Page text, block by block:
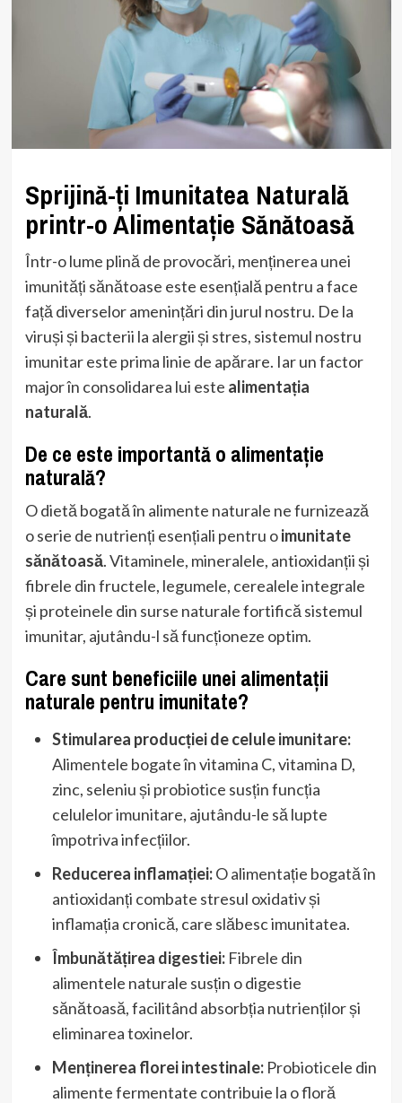
Sprijină-ți Imunitatea Naturală
printr-o Alimentație Sănătoasă
Într-o lume plină de provocări, menținerea unei
imunități sănătoase este esențială pentru a face
față diverselor amenințări din jurul nostru. De la
viruși și bacterii la alergii și stres, sistemul nostru
imunitar este prima linie de apărare. Iar un factor
major în consolidarea lui este alimentația
naturală.
De ce este importantă o alimentație
naturală?
O dietă bogată în alimente naturale ne furnizează
o serie de nutrienți esențiali pentru oimunitate
sănătoasă. Vitaminele, mineralele, antioxidanții și
fibrele din fructele, legumele, cerealele integrale
și proteinele din surse naturale fortifică sistemul
imunitar, ajutându-l să funcționeze optim.
Care sunt beneficiile unei alimentații
naturale pentru imunitate?
Stimularea producției de celule imunitare:
Alimentele bogate în vitamina C, vitamina D,
zinc, seleniu și probiotice susțin funcția
celulelor imunitare, ajutându-le să lupte
împotriva infecțiilor.
Reducerea inflamației:O alimentație bogată în
antioxidanți combate stresul oxidativ și
inflamația cronică, care slăbesc imunitatea.
Îmbunătățirea digestiei:Fibrele din
alimentele naturale susțin o digestie
sănătoasă, facilitând absorbția nutrienților și
eliminarea toxinelor.
Menținerea florei intestinale:Probioticele din
alimente fermentate contribuie la o floră